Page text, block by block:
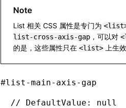
Note
List 相关 CSS 属性是专门为
list-cross-axis-gap ，可以对
的是，这些属性只在 <list> 上生
#list-main-axis-gap
// DefaultValue: null